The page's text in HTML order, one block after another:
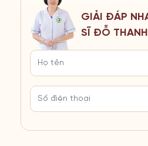
GIẢI ĐÁP
SĨ ĐỖ